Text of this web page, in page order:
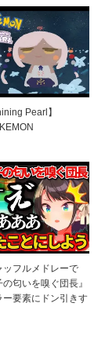
Pearl】
ッフルメドレーで
の匂いを嗅ぐ団長』
ー要素にドン引きす